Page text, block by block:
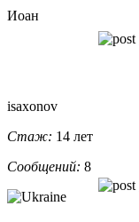
Иоан
isaxonov
Стаж: 14 лет
Сообщений: 8